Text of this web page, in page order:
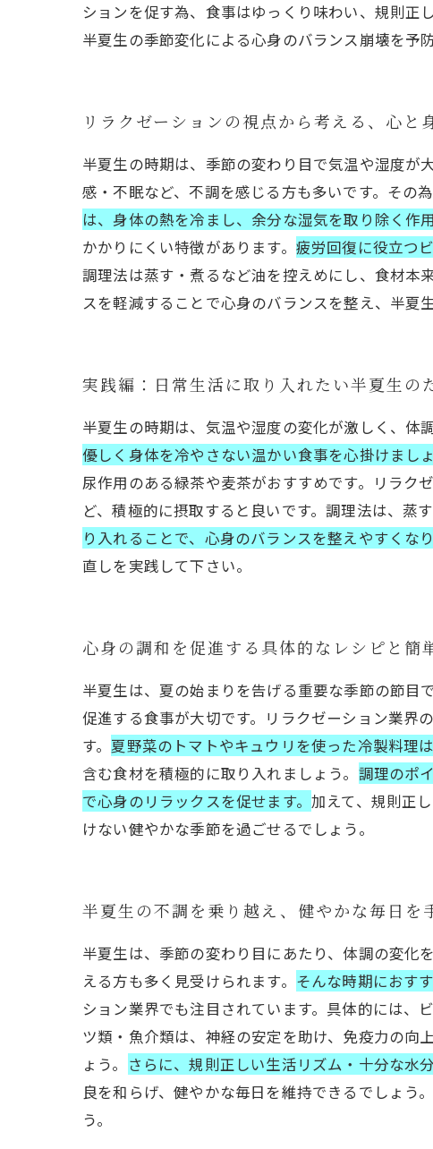
ションを促す為、食事はゆっくり味わい、規則正
半夏生の季節変化による心身のバランス崩壊を予
リラクゼーションの視点から考える、心と
半夏生の時期は、季節の変わり目で気温や湿度が
感・不眠など、不調を感じる方も多いです。その
は、身体の熱を冷まし、余分な湿気を取り除く作
かかりにくい特徴があります。 疲労回復に役立つ
調理法は蒸す・煮るなど油を控えめにし、食材本
スを軽減することで心身のバランスを整え、半夏
実践編：日常生活に取り入れたい半夏生の
半夏生の時期は、気温や湿度の変化が激しく、体
優しく身体を冷やさない温かい食事を心掛けまし
尿作用のある緑茶や麦茶がおすすめです。リラク
ど、積極的に摂取すると良いです。調理法は、蒸
り入れることで、心身のバランスを整えやすくなり
直しを実践して下さい。
心身の調和を促進する具体的なレシピと簡
半夏生は、夏の始まりを告げる重要な季節の節目
促進する食事が大切です。リラクゼーション業界
す。 夏野菜のトマトやキュウリを使った冷製料理
含む食材を積極的に取り入れましょう。 調理のポ
で心身のリラックスを促せます。 加えて、規則正
けない健やかな季節を過ごせるでしょう。
半夏生の不調を乗り越え、健やかな毎日を
半夏生は、季節の変わり目にあたり、体調の変化
える方も多く見受けられます。 そんな時期におす
ション業界でも注目されています。具体的には、
ツ類・魚介類は、神経の安定を助け、免疫力の向
ょう。 さらに、規則正しい生活リズム・十分な水
良を和らげ、健やかな毎日を維持できるでしょう
う。